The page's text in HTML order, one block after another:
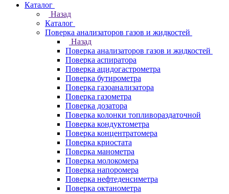
Каталог
Назад
Каталог
Поверка анализаторов газов и жидкостей
Назад
Поверка анализаторов газов и жидкостей
Поверка аспиратора
Поверка ацидогастрометра
Поверка бутирометра
Поверка газоанализатора
Поверка газометра
Поверка дозатора
Поверка колонки топливораздаточной
Поверка кондуктометра
Поверка концентратомера
Поверка криостата
Поверка манометра
Поверка молокомера
Поверка напоромера
Поверка нефтеденсиметра
Поверка октанометра